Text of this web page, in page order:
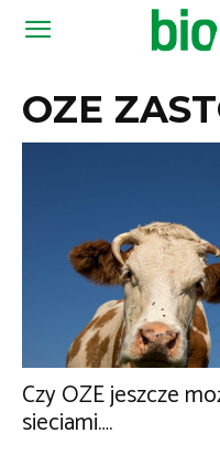
Magazyn
OZE
Czy OZE jeszcze
sieciami….